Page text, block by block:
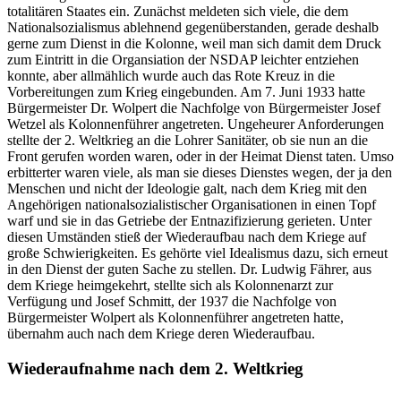
totalitären Staates ein. Zunächst meldeten sich viele, die dem
Nationalsozialismus ablehnend gegenüberstanden, gerade deshalb
gerne zum Dienst in die Kolonne, weil man sich damit dem Druck
zum Eintritt in die Organsiation der NSDAP leichter entziehen
konnte, aber allmählich wurde auch das Rote Kreuz in die
Vorbereitungen zum Krieg eingebunden. Am 7. Juni 1933 hatte
Bürgermeister Dr. Wolpert die Nachfolge von Bürgermeister Josef
Wetzel als Kolonnenführer angetreten. Ungeheurer Anforderungen
stellte der 2. Weltkrieg an die Lohrer Sanitäter, ob sie nun an die
Front gerufen worden waren, oder in der Heimat Dienst taten. Umso
erbitterter waren viele, als man sie dieses Dienstes wegen, der ja den
Menschen und nicht der Ideologie galt, nach dem Krieg mit den
Angehörigen nationalsozialistischer Organisationen in einen Topf
warf und sie in das Getriebe der Entnazifizierung gerieten. Unter
diesen Umständen stieß der Wiederaufbau nach dem Kriege auf
große Schwierigkeiten. Es gehörte viel Idealismus dazu, sich erneut
in den Dienst der guten Sache zu stellen. Dr. Ludwig Fährer, aus
dem Kriege heimgekehrt, stellte sich als Kolonnenarzt zur
Verfügung und Josef Schmitt, der 1937 die Nachfolge von
Bürgermeister Wolpert als Kolonnenführer angetreten hatte,
übernahm auch nach dem Kriege deren Wiederaufbau.
Wiederaufnahme nach dem 2. Weltkrieg